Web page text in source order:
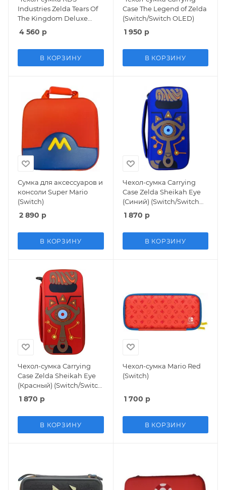
Industries Zelda Tears Of
The Kingdom Deluxe
Travel Case (NNS433)
(Slim Size)
4 560 р
В КОРЗИНУ
Case The Legend of Zelda
(Switch/Switch OLED)
1 950 р
В КОРЗИНУ
Сумка для аксессуаров и
консоли Super Mario
(Switch)
2 890 р
В КОРЗИНУ
Чехол-сумка Carrying
Case Zelda Sheikah Eye
(Синий) (Switch/Switch
OLED)
1 870 р
В КОРЗИНУ
Чехол-сумка Carrying
Case Zelda Sheikah Eye
(Красный) (Switch/Switch
OLED)
1 870 р
В КОРЗИНУ
Чехол-сумка Mario Red
(Switch)
1 700 р
В КОРЗИНУ